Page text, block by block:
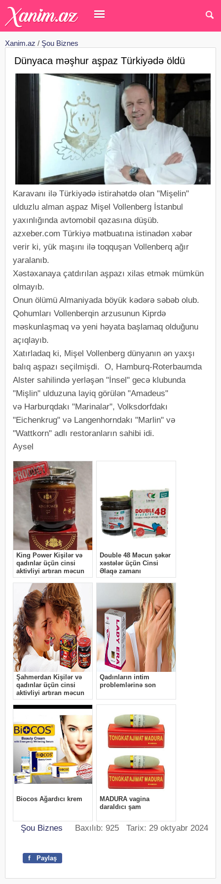
Xanim.az / Şou Biznes
Dünyaca məşhur aşpaz Türkiyədə öldü
Karavanı ilə Türkiyədə istirahətdə olan "Mişelin"
ulduzlu alman aşpaz Mişel Vollenberg İstanbul
yaxınlığında avtomobil qəzasına düşüb.
azxeber.com Türkiyə mətbuatına istinadən xəbər
verir ki, yük maşını ilə toqquşan Vollenberq ağır
yaralanıb.
Xəstəxanaya çatdırılan aşpazı xilas etmək mümkün
olmayıb.
Onun ölümü Almaniyada böyük kədərə səbəb olub.
Qohumları Vollenberqin arzusunun Kiprdə
məskunlaşmaq və yeni həyata başlamaq olduğunu
açıqlayıb.
Xatırladaq ki, Mişel Vollenberg dünyanın ən yaxşı
balıq aşpazı seçilmişdi. O, Hamburq-Roterbaumda
Alster sahilində yerləşən "İnsel" gecə klubunda
"Mişlin" ulduzuna layiq görülən "Amadeus"
və Harburqdakı "Marinalar", Volksdorfdakı
"Eichenkrug" və Langenhorndakı "Marlin" və
"Wattkorn" adlı restoranların sahibi idi.
Aysel
Şou Biznes Baxılıb: 925 Tarix: 29 oktyabr 2024
f Paylaş